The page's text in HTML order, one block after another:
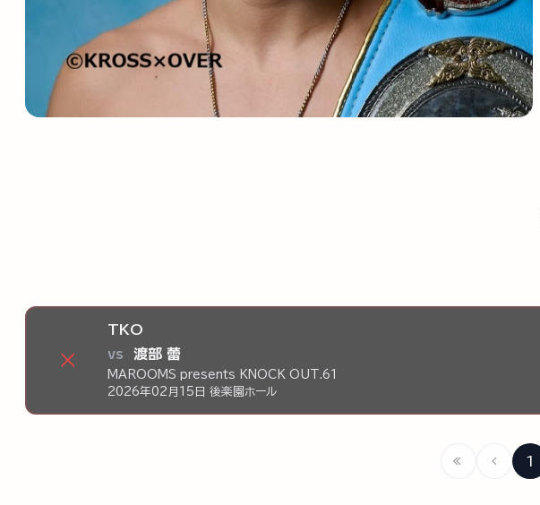
×
TKO
vs 渡部 蕾
MAROOMS presents KNOCK OUT.61
2026年02月15日 後楽園ホール
1